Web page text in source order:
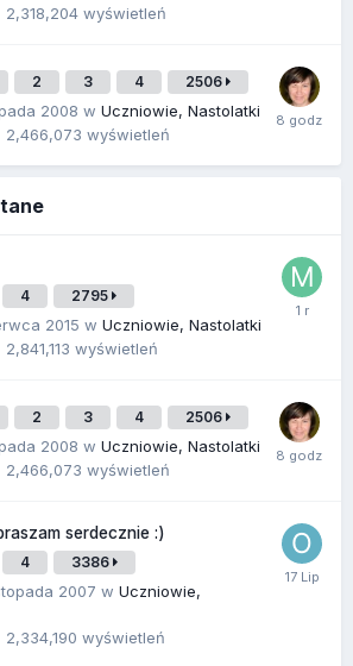
2,318,204 wyświetleń
2 3 4 2506
2008 w Uczniowie, Nastolatki
2,466,073 wyświetleń
4 2795
2015 w Uczniowie, Nastolatki
2,841,113 wyświetleń
2 3 4 2506
2008 w Uczniowie, Nastolatki
2,466,073 wyświetleń
serdecznie :)
4 3386
2007 w Uczniowie,
2,334,190 wyświetleń